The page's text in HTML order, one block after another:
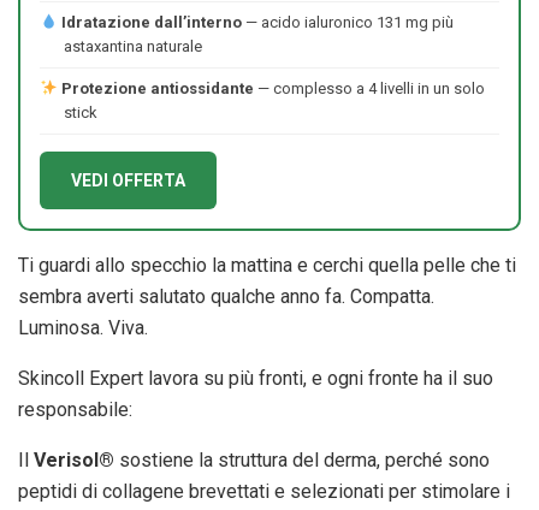
Idratazione dall’interno— acido ialuronico 131 mg più
astaxantina naturale
Protezione antiossidante — complesso a 4 livelli in un solo
stick
VEDI OFFERTA
Ti guardi allo specchio la mattina e cerchi quella pelle che ti
sembra averti salutato qualche anno fa. Compatta.
Luminosa. Viva.
Skincoll Expert lavora su più fronti, e ogni fronte ha il suo
responsabile:
Il Verisol® sostiene la struttura del derma, perché sono
peptidi di collagene brevettati e selezionati per stimolare i